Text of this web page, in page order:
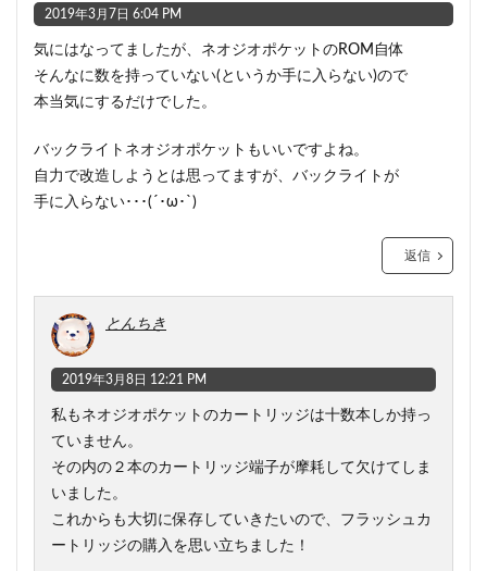
2019年3月7日 6:04 PM
気にはなってましたが、ネオジオポケットのROM自体
そんなに数を持っていない(というか手に入らない)ので
本当気にするだけでした。
バックライトネオジオポケットもいいですよね。
自力で改造しようとは思ってますが、バックライトが
手に入らない･･･(´･ω･`)
返信
とんちき
2019年3月8日 12:21 PM
私もネオジオポケットのカートリッジは十数本しか持っ
ていません。
その内の２本のカートリッジ端子が摩耗して欠けてしま
いました。
これからも大切に保存していきたいので、フラッシュカ
ートリッジの購入を思い立ちました！